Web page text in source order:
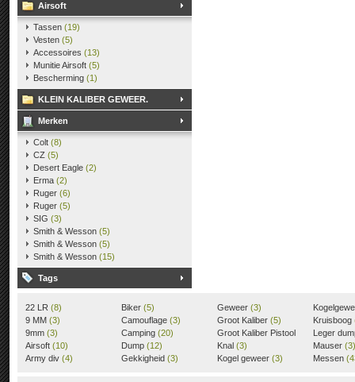
Airsoft
Tassen (19)
Vesten (5)
Accessoires (13)
Munitie Airsoft (5)
Bescherming (1)
KLEIN KALIBER GEWEER.
Merken
Colt (8)
CZ (5)
Desert Eagle (2)
Erma (2)
Ruger (6)
Ruger (5)
SIG (3)
Smith & Wesson (5)
Smith & Wesson (5)
Smith & Wesson (15)
Tags
22 LR (8)
9 MM (3)
9mm (3)
Airsoft (10)
Army div (4)
Biker (5)
Camouflage (3)
Camping (20)
Dump (12)
Gekkigheid (3)
Geweer (3)
Groot Kaliber (5)
Groot Kaliber Pistool
(3)
Knal (3)
Kogel geweer (3)
Kruisboog
Leger
Mauser (3)
Messen